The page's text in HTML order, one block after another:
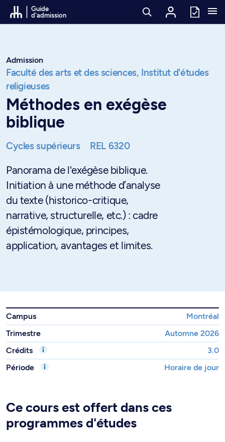
Passer au contenu
Guide
d'admission
Admission
Faculté des arts et des sciences, Institut d'études
religieuses
Méthodes en exégèse
biblique
Cycles supérieurs REL 6320
Panorama de l'exégèse biblique.
Initiation à une méthode d’analyse
du texte (historico-critique,
narrative, structurelle, etc.) : cadre
épistémologique, principes,
application, avantages et limites.
Campus
Montréal
Trimestre
Automne 2026
Crédits
3.0
Période
Horaire de jour
Ce cours est offert dans ces
programmes d'études